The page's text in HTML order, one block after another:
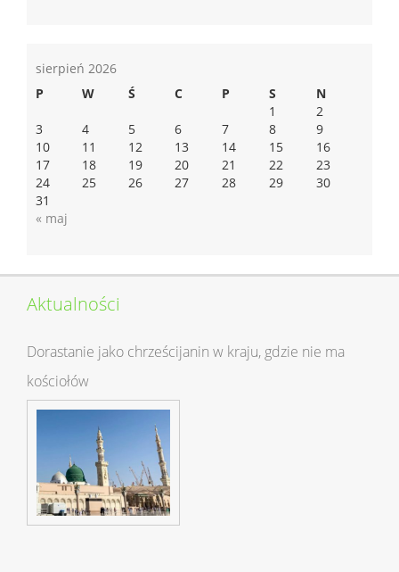
sierpień 2026
P
W Ś C P S N
« maj
1
2
3
4 5 6 7 8
9
10
11 12 13 14 15
16
17
18 19 20 21 22
23
24
25 26 27 28 29
30
31
Aktualności
Dorastanie jako chrześcijanin w kraju, gdzie nie ma
kościołów